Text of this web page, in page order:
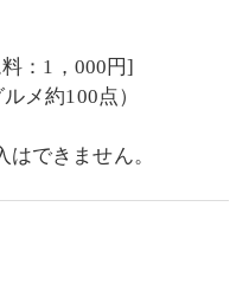
：1，000円]
メ約100点）
できません。